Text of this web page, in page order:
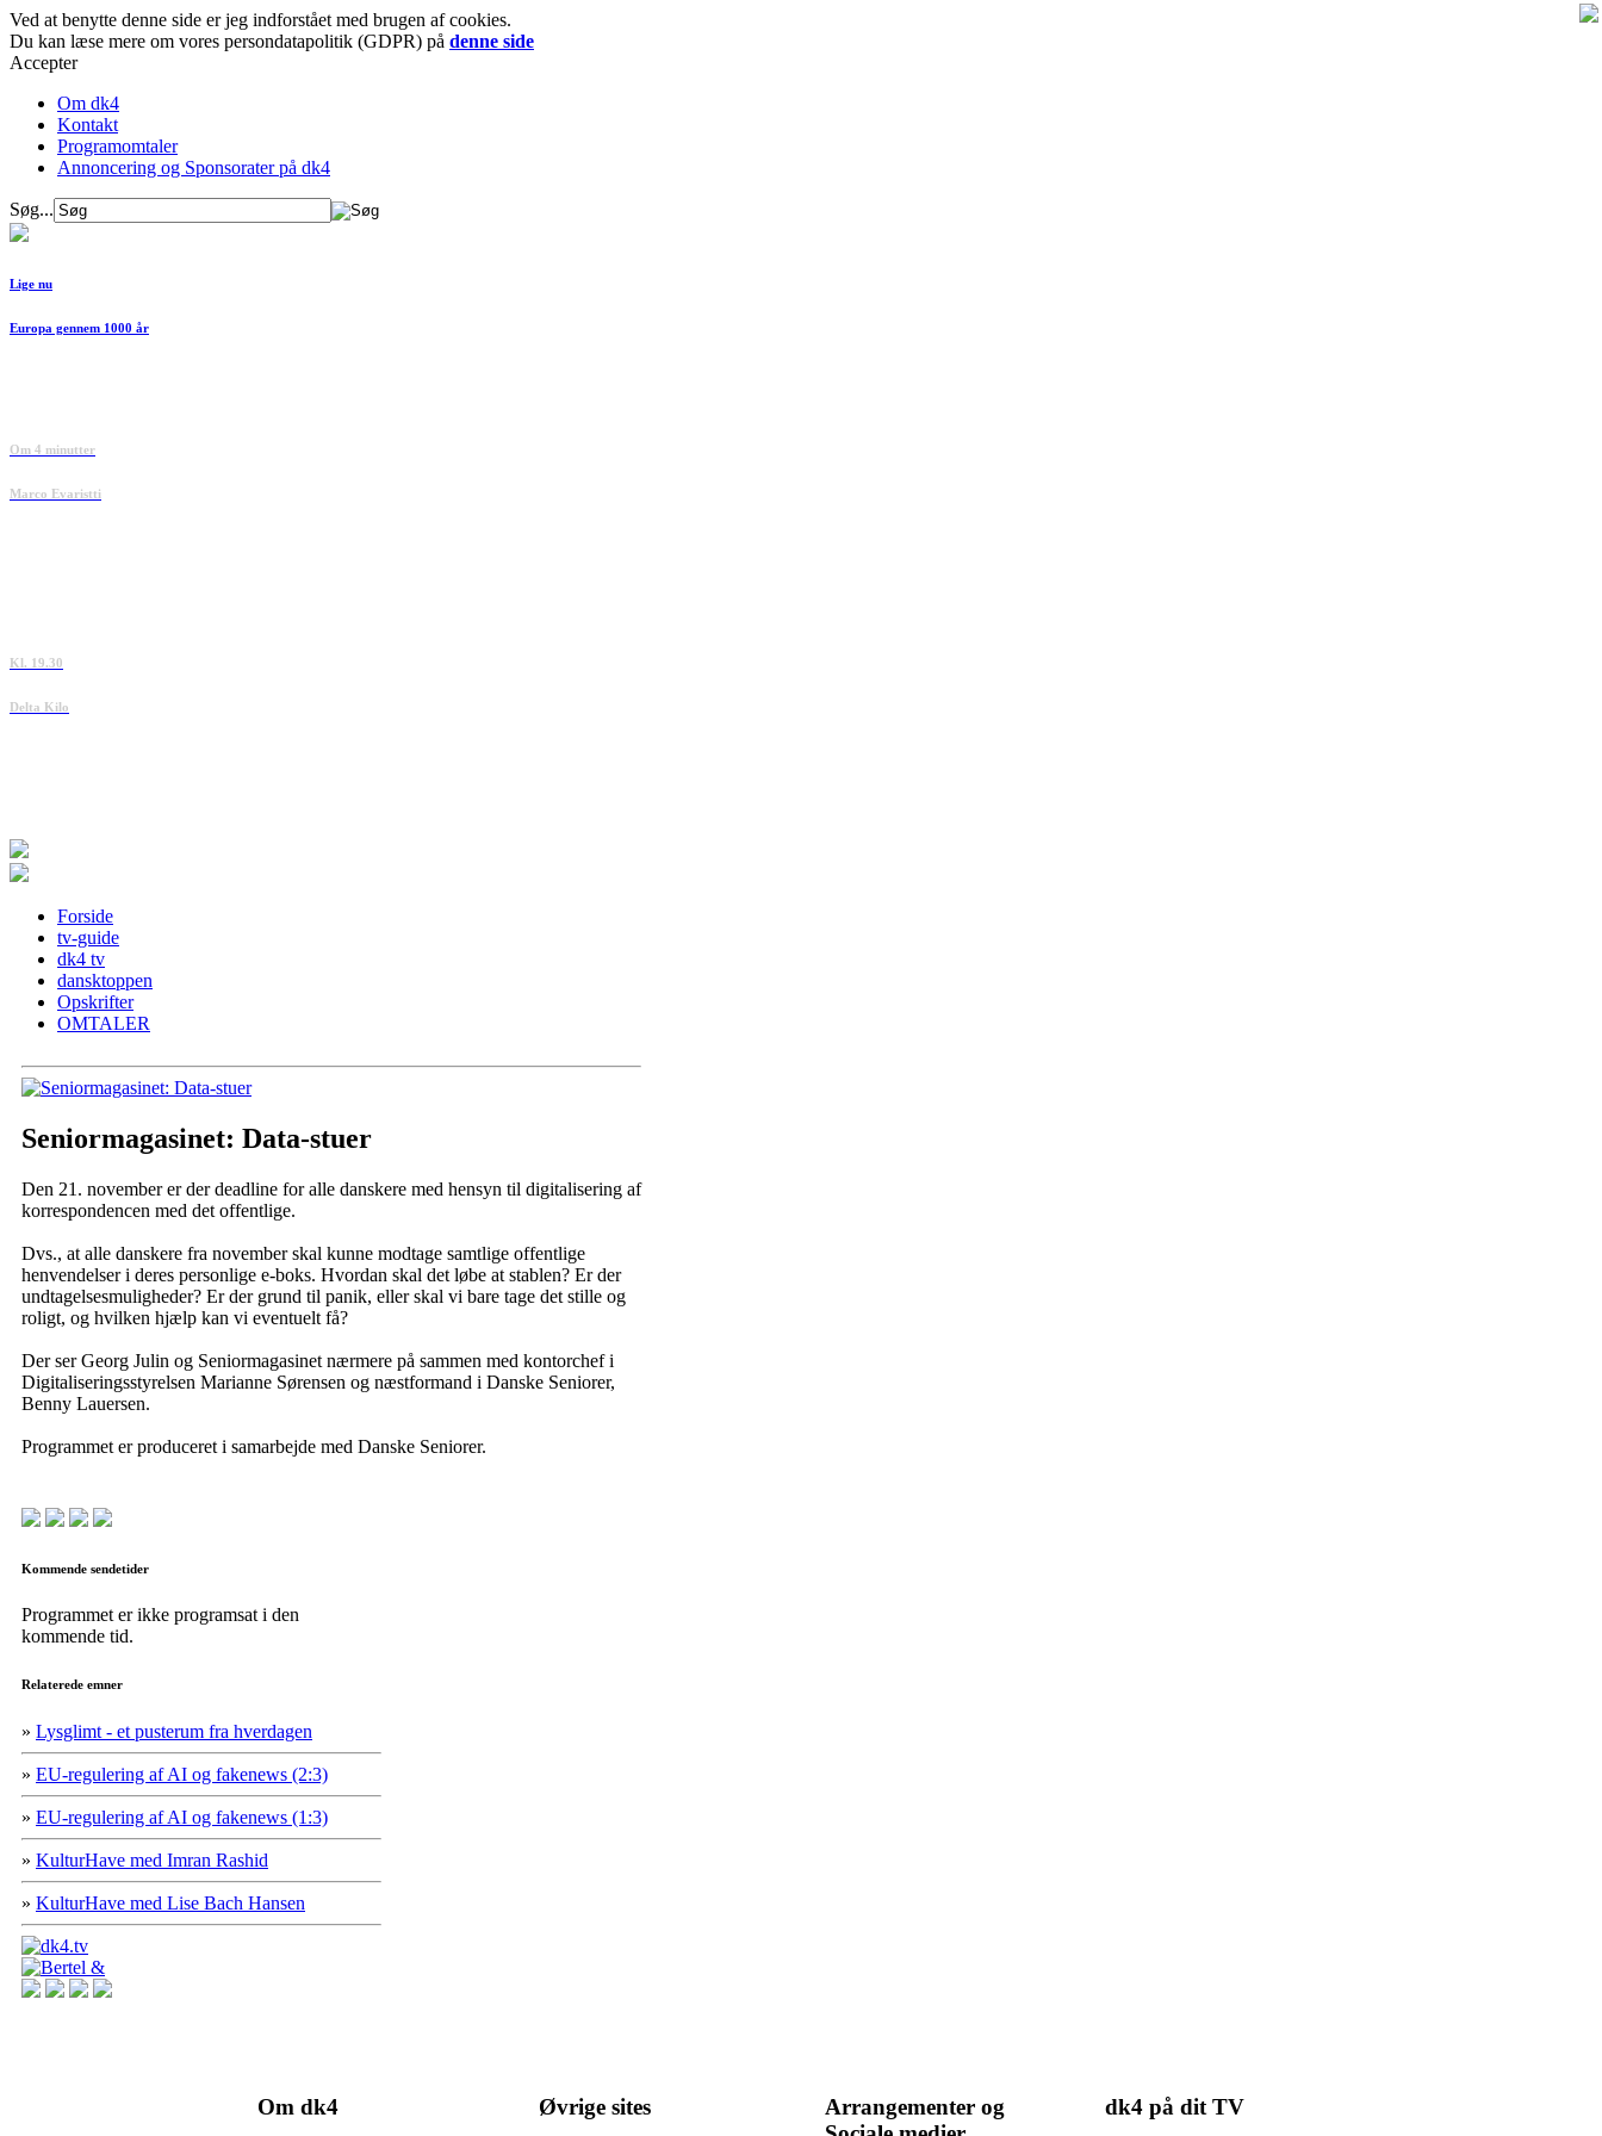
Ved at benytte denne side er jeg indforstået med brugen af cookies.
Du kan læse mere om vores persondatapolitik (GDPR) på denne side
Accepter
Om dk4
Kontakt
Programomtaler
Annoncering og Sponsorater på dk4
Søg...
Lige nu
Europa gennem 1000 år
Om 4 minutter
Marco Evaristti
Kl. 19.30
Delta Kilo
Forside
tv-guide
dk4 tv
dansktoppen
Opskrifter
OMTALER
Seniormagasinet: Data-stuer
Den 21. november er der deadline for alle danskere med hensyn til digitalisering af
korrespondencen med det offentlige.
Dvs., at alle danskere fra november skal kunne modtage samtlige offentlige
henvendelser i deres personlige e-boks. Hvordan skal det løbe at stablen? Er der
undtagelsesmuligheder? Er der grund til panik, eller skal vi bare tage det stille og
roligt, og hvilken hjælp kan vi eventuelt få?
Der ser Georg Julin og Seniormagasinet nærmere på sammen med kontorchef i
Digitaliseringsstyrelsen Marianne Sørensen og næstformand i Danske Seniorer,
Benny Lauersen.
Programmet er produceret i samarbejde med Danske Seniorer.
Kommende sendetider
Programmet er ikke programsat i den
kommende tid.
Relaterede emner
» Lysglimt - et pusterum fra hverdagen
» EU-regulering af AI og fakenews (2:3)
» EU-regulering af AI og fakenews (1:3)
» KulturHave med Imran Rashid
» KulturHave med Lise Bach Hansen
Om dk4 Øvrige sites
Arrangementer og
dk4 på dit TV